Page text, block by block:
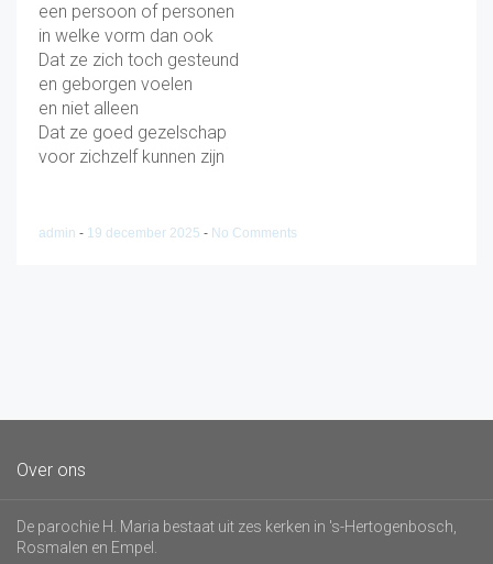
een persoon of personen
in welke vorm dan ook
Dat ze zich toch gesteund
en geborgen voelen
en niet alleen
Dat ze goed gezelschap
voor zichzelf kunnen zijn
admin - 19 december 2025 - No Comments
Over ons
De parochie H. Maria bestaat uit zes kerken in 's-Hertogenbosch,
Rosmalen en Empel.